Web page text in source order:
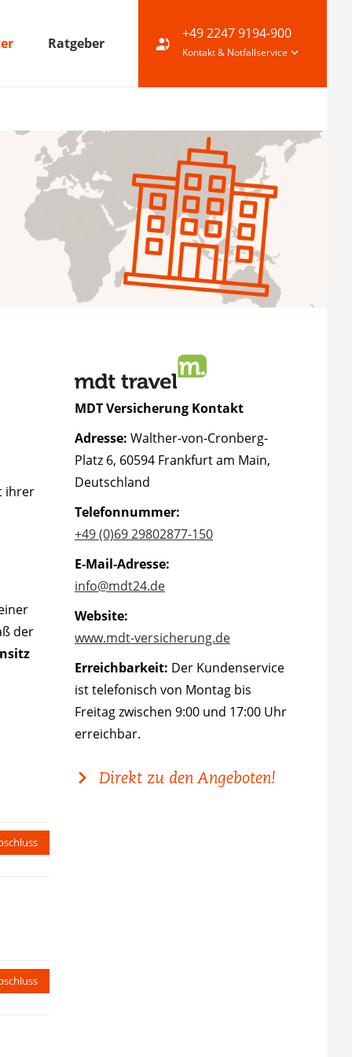
Ratgeber
+49 2247 9194-900
Kontakt & Notfallservice
ihrer
der
MDT Versicherung Kontakt
Adresse: Walther-von-Cronberg-
Platz 6, 60594 Frankfurt am Main,
Deutschland
Telefonnummer:
+49 (0)69 29802877-150
E-Mail-Adresse:
info@mdt24.de
Website:
www.mdt-versicherung.de
Erreichbarkeit: Der Kundenservice
ist telefonisch von Montag bis
Freitag zwischen 9:00 und 17:00 Uhr
erreichbar.
Direkt zu den Angeboten!